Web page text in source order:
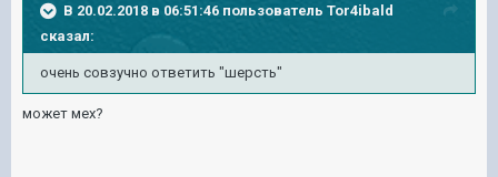
В 20.02.2018 в 06:51:46 пользователь Tor4ibald
сказал:
очень совзучно ответить "шерсть"
может мех?